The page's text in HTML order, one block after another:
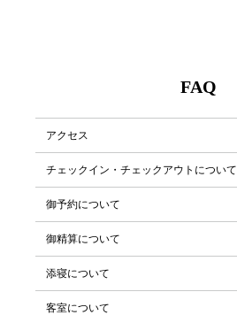
FAQ
アクセス
チェックイン・チェックアウトについて
御予約について
御精算について
添寝について
客室について